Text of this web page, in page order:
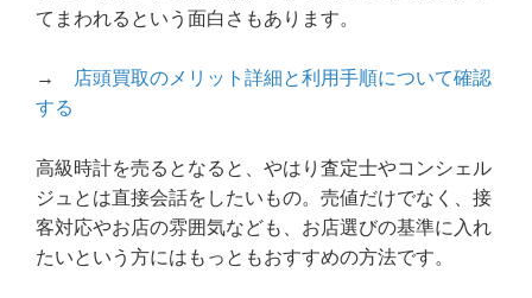
てまわれるという面白さもあります。
→
店頭買取のメリット詳細と利用手順について確認
する
高級時計を売るとなると、やはり査定士やコンシェル
ジュとは直接会話をしたいもの。売値だけでなく、接
客対応やお店の雰囲気なども、お店選びの基準に入れ
たいという方にはもっともおすすめの方法です。